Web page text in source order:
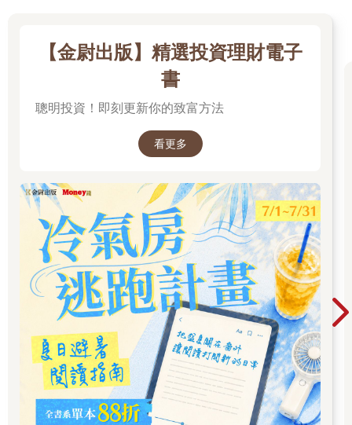
動動手就消腫：不用上健身房，透過簡單的「經絡拍打」與「穴
位按摩」，就能幫你拍掉痰濕，按出纖細線條。
名醫診療室Q&A：針對大家最困惑的薑黃減肥、不吃澱粉、生理
減肥，是一場與自己的和解
的健康狀態。
透過正確的食補與生活習慣調整，讓體內的氣血通暢，你自然會
感覺身體變輕了、氣色紅潤了、精神也變好了。
【金尉出版】精選投資理財電子
書
聰明投資！即刻更新你的致富方法
看更多